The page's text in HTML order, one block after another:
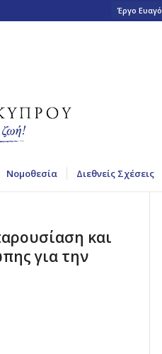
Έργο
Νομοθεσία Διεθνείς Σχέσεις
και
για την